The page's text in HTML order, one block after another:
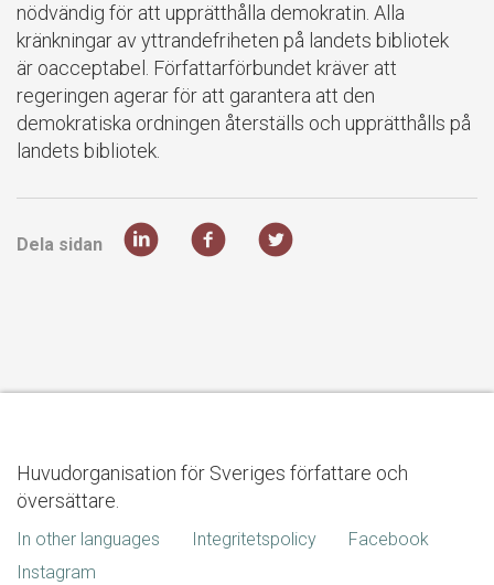
nödvändig för att upprätthålla demokratin. Alla
kränkningar av yttrandefriheten på landets bibliotek
är oacceptabel. Författarförbundet kräver att
regeringen agerar för att garantera att den
demokratiska ordningen återställs och upprätthålls på
landets bibliotek.
Dela sidan
Huvudorganisation för Sveriges författare och
översättare.
In other languages Integritetspolicy
Facebook
Instagram